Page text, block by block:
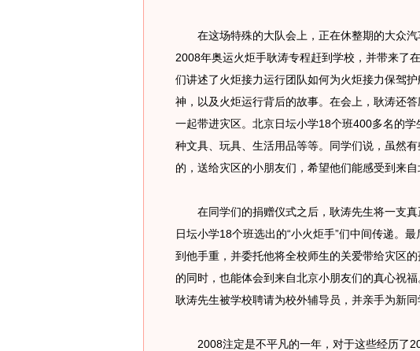
在这场特殊的大队会上，正在休整期的大众汽
2008年奥运火炬手耿涛专程赶到学校，并带来了
们讲述了火炬接力运行团队如何为火炬接力保驾
神，以及火炬运行背后的故事。在会上，耿涛还
一起带进灾区。北京日坛小学18个班400多名的
种文具、玩具、生活用品等等。同学们说，虽然
的，送给灾区的小朋友们，希望他们能感受到来自
在同学们的捐赠仪式之后，耿涛先生将一支真
日坛小学18个班选出的“小火炬手”们中间传递。
到他手重，并委托他将全校师生的关爱带给灾区
的同时，也能体会到来自北京小朋友们的真心祝
耿涛先生被学校聘请为校外辅导员，并亲手为新同
2008注定是不平凡的一年，对于这些经历了